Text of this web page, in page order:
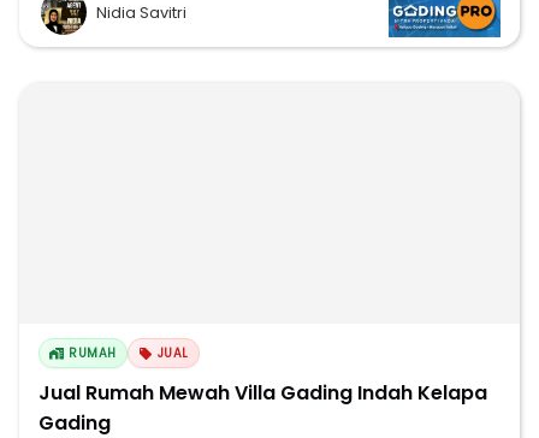
Nidia Savitri
RUMAH JUAL
Jual Rumah Mewah Villa Gading Indah Kelapa
Gading